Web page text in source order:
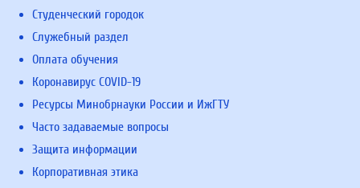
Студенческий городок
Служебный раздел
Оплата обучения
Коронавирус COVID-19
Ресурсы Минобрнауки России и ИжГТУ
Часто задаваемые вопросы
Защита информации
Корпоративная этика